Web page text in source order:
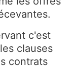
c'est
clauses
contrats